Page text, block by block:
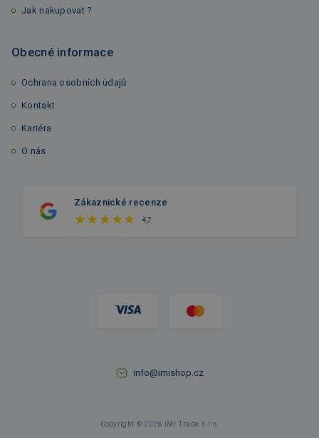
Jak nakupovat ?
Obecné informace
Ochrana osobních údajů
Kontakt
Kariéra
O nás
Zákaznické recenze
4,7
info@imishop.cz
Copyright © 2026 iMi Trade s.r.o.